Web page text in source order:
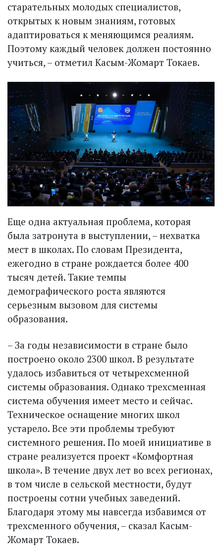
старательных молодых специалистов,
открытых к новым знаниям, готовых
адаптироваться к меняющимся реалиям.
Поэтому каждый человек должен постоянно
учиться, – отметил Касым-Жомарт Токаев.
Еще одна актуальная проблема, которая
была затронута в выступлении, – нехватка
мест в школах. По словам Президента,
ежегодно в стране рождается более 400
тысяч детей. Такие темпы
демографического роста являются
серьезным вызовом для системы
образования.
– За годы независимости в стране было
построено около 2300 школ. В результате
удалось избавиться от четырехсменной
системы образования. Однако трехсменная
система обучения имеет место и сейчас.
Техническое оснащение многих школ
устарело. Все эти проблемы требуют
системного решения. По моей инициативе в
стране реализуется проект «Комфортная
школа». В течение двух лет во всех регионах,
в том числе в сельской местности, будут
построены сотни учебных заведений.
Благодаря этому мы навсегда избавимся от
трехсменного обучения, – сказал Касым-
Жомарт Токаев.